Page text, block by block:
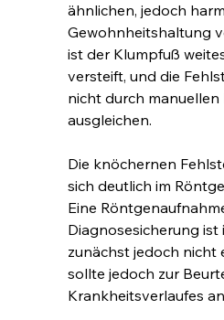
ähnlichen, jedoch
Gewohnheitshaltung
ist der Klumpfuß
versteift, und die
nicht durch manuellen
ausgleichen.
Die knöchernen
sich deutlich im
Eine
Diagnosesicherung ist
zunächst jedoch nicht
sollte jedoch zur
Krankheitsverlaufes